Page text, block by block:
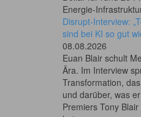
Energie-
Disrupt-Interview:
sind bei KI so gut
08.08.2026
Euan Blair schult
Ära. Im Interview
Transformation,
und darüber, was
Premiers Tony